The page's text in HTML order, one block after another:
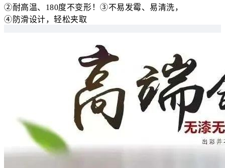
②耐高温、180度不变形！③不易发霉、易清洗，
④防滑设计，轻松夹取